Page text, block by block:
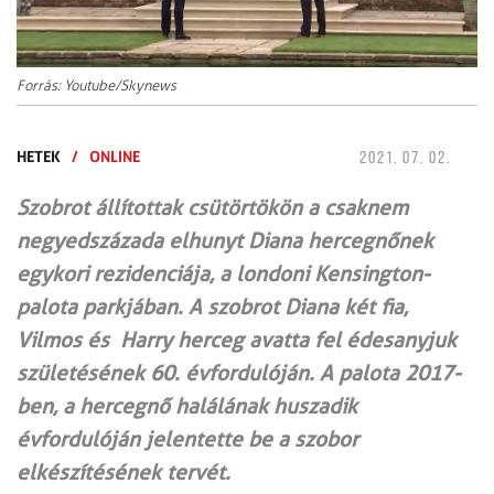
Forrás: Youtube/Skynews
HETEK / ONLINE 2021. 07. 02.
Szobrot állítottak csütörtökön a csaknem
negyedszázada elhunyt Diana hercegnőnek
egykori rezidenciája, a londoni Kensington-
palota parkjában. A szobrot Diana két fia,
Vilmos és Harry herceg avatta fel édesanyjuk
születésének 60. évfordulóján. A palota 2017-
ben, a hercegnő halálának huszadik
évfordulóján jelentette be a szobor
elkészítésének tervét.